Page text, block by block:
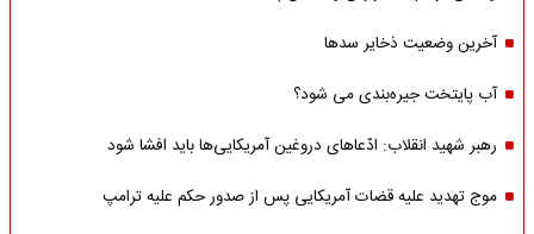
آخرین وضعیت ذخایر سدها
آب پایتخت جیره‌بندی می شود؟
رهبر شهید انقلاب: ادّعاهای دروغین آمریکایی‌ها باید افشا شود
موج تهدید علیه قضات آمریکایی پس از صدور حکم علیه ترامپ